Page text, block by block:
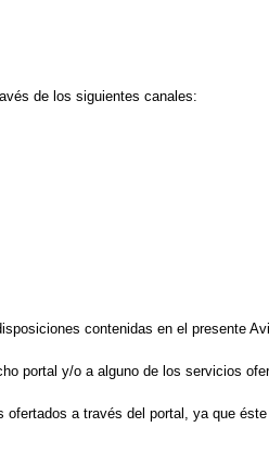
de los siguientes canales:
contenidas en el presente
portal y/o a alguno de los servicios
a través del portal, ya que